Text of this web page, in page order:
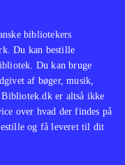
bibliotekers
Du kan bestille
Du kan bruge
af bøger, musik,
er altså ikke
over hvad der findes på
og få leveret til dit